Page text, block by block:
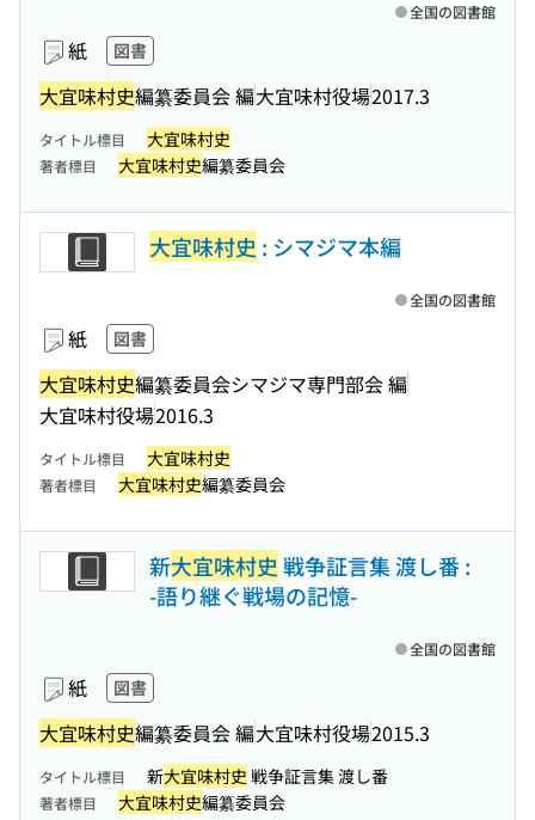
紙 図書
大宜味村史編纂委員会 編大宜味村役場2017.3
全国の図書館
タイトル標目 大宜味村史
著者標目 大宜味村史編纂委員会
大宜味村史 : シマジマ本編
紙 図書
大宜味村史編纂委員会シマジマ専門部会 編
大宜味村役場2016.3
全国の図書館
タイトル標目 大宜味村史
著者標目 大宜味村史編纂委員会
新大宜味村史 戦争証言集 渡し番 :
-語り継ぐ戦場の記憶-
紙 図書
大宜味村史編纂委員会 編大宜味村役場2015.3
全国の図書館
タイトル標目 新大宜味村史 戦争証言集 渡し番
著者標目 大宜味村史編纂委員会